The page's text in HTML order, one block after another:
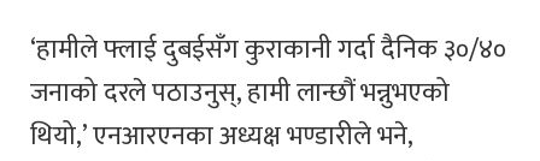
‘हामीले फ्लाई दुबईसँग कुराकानी गर्दा दैनिक ३०/४०
जनाको दरले पठाउनुस्, हामी लान्छौं भन्नुभएको
थियो,’ एनआरएनका अध्यक्ष भण्डारीले भने,